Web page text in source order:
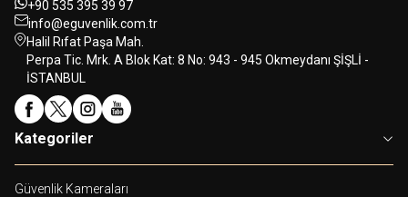
+90 535 395 39 97
info@eguvenlik.com.tr
Halil Rıfat Paşa Mah.
Perpa Tic. Mrk. A Blok Kat: 8 No: 943 - 945 Okmeydanı ŞİŞLİ -
İSTANBUL
Kategoriler
Güvenlik Kameraları